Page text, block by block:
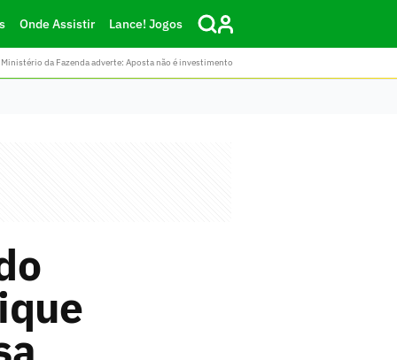
Onde Assistir Lance! Jogos
da Fazenda adverte: Aposta não é investimento